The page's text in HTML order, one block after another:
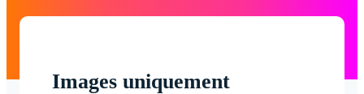
Images uniquement